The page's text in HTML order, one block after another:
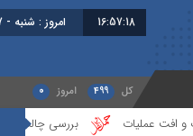
16:57:20 برابر با : Saturday - 8 August - 2026
کل 499 امروز 0
بررسی چالش‌های حمل ونقل کالا